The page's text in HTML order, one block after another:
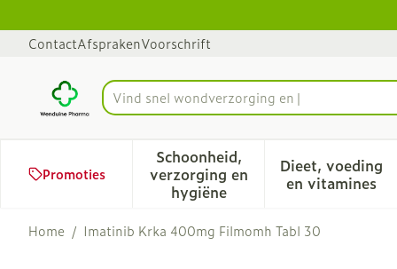
ContactAfsprakenVoorschrift
Product, merk, categorie...
Vind snel w
Promoties
Schoonheid,
verzorging en
hygiëne
Toon submenu voor
Dieet, voeding
en vitamines
Toon
Home / Imatinib Krka 400mg Filmomh Tabl 30